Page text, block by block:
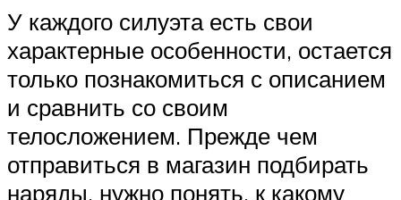
У каждого силуэта есть свои
характерные особенности, остается
только познакомиться с описанием
и сравнить со своим
телосложением. Прежде чем
отправиться в магазин подбирать
наряды, нужно понять, к какому